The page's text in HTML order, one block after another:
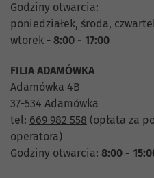
Godziny otwarcia:
poniedziałek, środa,
wtorek - 8:00 - 17:00
FILIA ADAMÓWKA
Adamówka 4B
37-534 Adamówka
tel: 669 982 558 (opłata za
operatora)
Godziny otwarcia: 8:00 -